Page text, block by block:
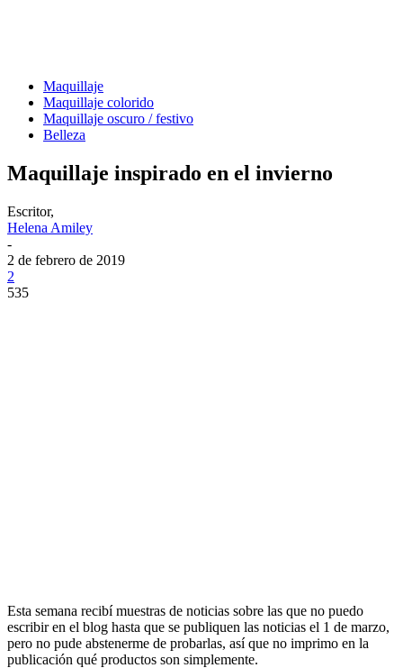
Maquillaje
Maquillaje colorido
Maquillaje oscuro / festivo
Belleza
Maquillaje inspirado en el invierno
Escritor,
Helena Amiley
-
2 de febrero de 2019
2
535
Esta semana recibí muestras de noticias sobre las que no puedo
escribir en el blog hasta que se publiquen las noticias el 1 de marzo,
pero no pude abstenerme de probarlas, así que no imprimo en la
publicación qué productos son simplemente.